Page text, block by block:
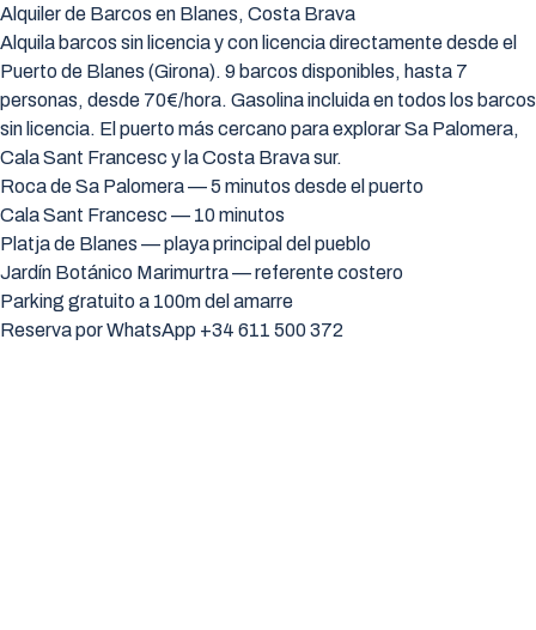
Alquiler de Barcos en Blanes, Costa Brava
Alquila barcos sin licencia y con licencia directamente desde el
Puerto de Blanes (Girona). 9 barcos disponibles, hasta 7
personas, desde 70€/hora. Gasolina incluida en todos los barcos
sin licencia. El puerto más cercano para explorar Sa Palomera,
Cala Sant Francesc y la Costa Brava sur.
Roca de Sa Palomera — 5 minutos desde el puerto
Cala Sant Francesc — 10 minutos
Platja de Blanes — playa principal del pueblo
Jardín Botánico Marimurtra — referente costero
Parking gratuito a 100m del amarre
Reserva por WhatsApp +34 611 500 372